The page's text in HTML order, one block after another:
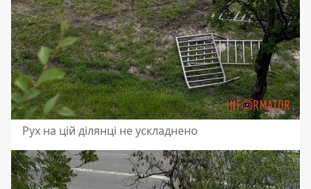
Рух на цій ділянці не ускладнено